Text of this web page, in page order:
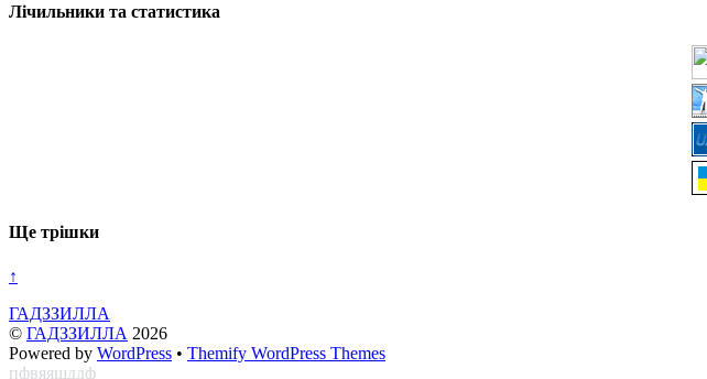
Лічильники та статистика
Ще трішки
↑
ГАДЗЗИЛЛА
© ГАДЗЗИЛЛА 2026
Powered by WordPress • Themify WordPress Themes
пфвяяшддф